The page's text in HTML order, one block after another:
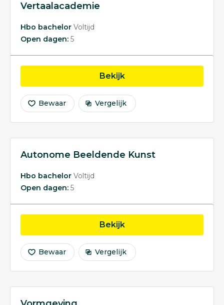
Vertaalacademie
Hbo bachelor Voltijd
Open dagen: 5
Bekijkopleiding
Bewaar Vergelijk
Autonome Beeldende Kunst
Hbo bachelor Voltijd
Open dagen: 5
Bekijkopleiding Autonome
Bewaar Vergelijk